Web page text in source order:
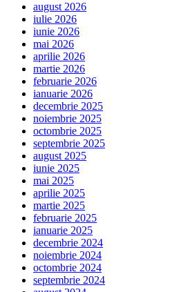
august 2026
iulie 2026
iunie 2026
mai 2026
aprilie 2026
martie 2026
februarie 2026
ianuarie 2026
decembrie 2025
noiembrie 2025
octombrie 2025
septembrie 2025
august 2025
iunie 2025
mai 2025
aprilie 2025
martie 2025
februarie 2025
ianuarie 2025
decembrie 2024
noiembrie 2024
octombrie 2024
septembrie 2024